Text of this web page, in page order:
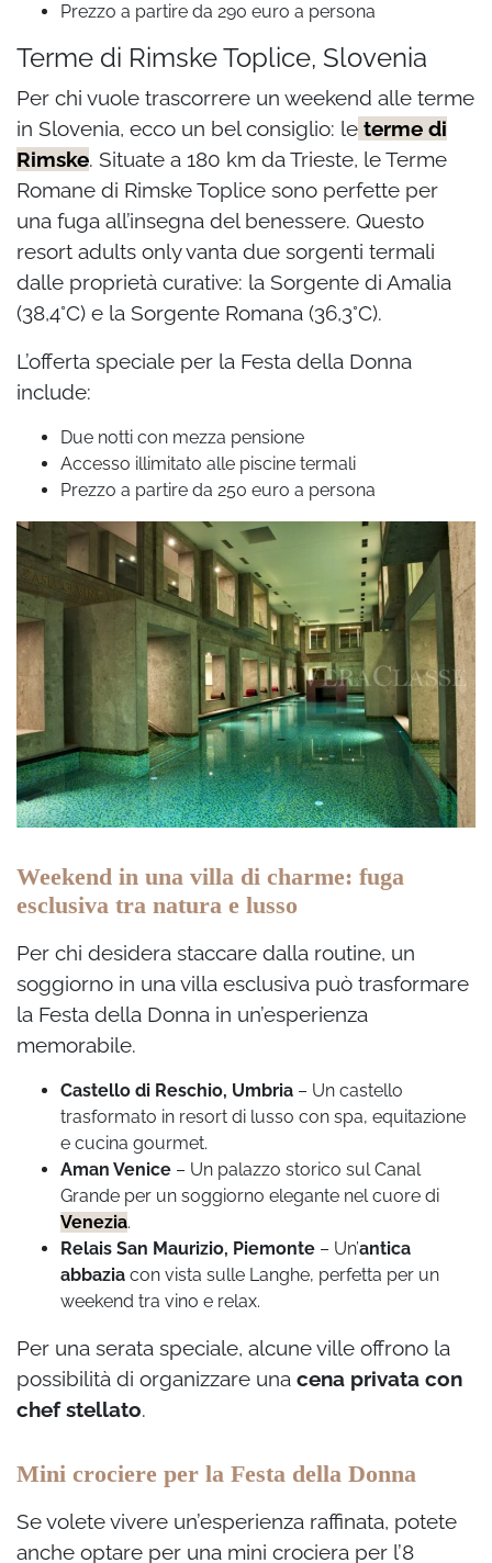
Prezzo a partire da 290 euro a persona
Terme di Rimske Toplice, Slovenia
Per chi vuole trascorrere un weekend alle terme
in Slovenia, ecco un bel consiglio: le terme di
Rimske. Situate a 180 km da Trieste, le Terme
Romane di Rimske Toplice sono perfette per
una fuga all’insegna del benessere. Questo
resort adults only vanta due sorgenti termali
dalle proprietà curative: la Sorgente di Amalia
(38,4°C) e la Sorgente Romana (36,3°C).
L’offerta speciale per la Festa della Donna
include:
Due notti con mezza pensione
Accesso illimitato alle piscine termali
Prezzo a partire da 250 euro a persona
Weekend in una villa di charme: fuga
esclusiva tra natura e lusso
Per chi desidera staccare dalla routine, un
soggiorno in una villa esclusiva può trasformare
la Festa della Donna in un’esperienza
memorabile.
Castello di Reschio, Umbria – Un castello
trasformato in resort di lusso con spa, equitazione
e cucina gourmet.
Aman Venice – Un palazzo storico sul Canal
Grande per un soggiorno elegante nel cuore di
Venezia.
Relais San Maurizio, Piemonte – Un’antica
abbazia con vista sulle Langhe, perfetta per un
weekend tra vino e relax.
Per una serata speciale, alcune ville offrono la
possibilità di organizzare una cena privata con
chef stellato.
Mini crociere per la Festa della Donna
Se volete vivere un’esperienza raffinata, potete
anche optare per una mini crociera per l’8